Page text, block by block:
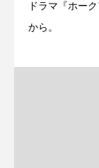
ドラマ『ホー
から。